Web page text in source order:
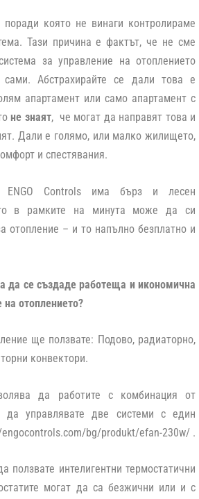
която не винаги контролираме
Тази причина е фактът, че не сме
за управление на отоплението
Абстрахирайте се дали това е
апартамент или само апартамент с
не знаят, че могат да направят това и
Дали е голямо, или малко жилището,
и спестявания.
ENGO Controls има бърз и лесен
в рамките на минута може да си
отопление – и то напълно безплатно и
да се създаде работеща и икономична
на отоплението?
ще ползвате: Подово, радиаторно,
конвектори.
да работите с комбинация от
да управлявате две системи с един
engocontrols.com/bg/produkt/efan-230w/ .
ползвате интелигентни термостатични
могат да са безжични или и с